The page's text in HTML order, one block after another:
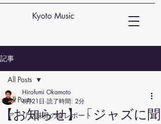
Kyoto Music
記事
All Posts
アドリブ味見の会レポート
All Posts
【お知らせ】「ジャズに聞
Hirofumi Okamoto
6月21日 読了時間: 2分